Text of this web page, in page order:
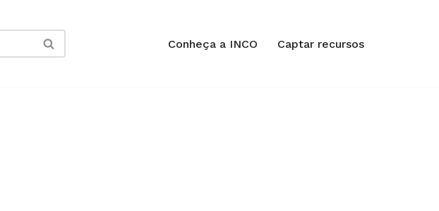
Conheça a INCO Captar recursos